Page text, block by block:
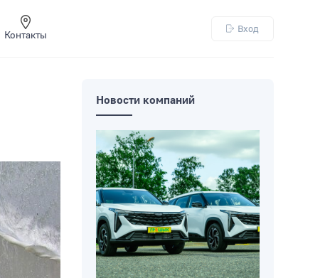
Контакты
Вход
Новости компаний